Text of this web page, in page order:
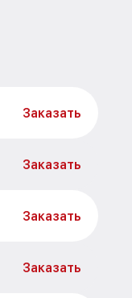
Заказать
Заказать
Заказать
Заказать